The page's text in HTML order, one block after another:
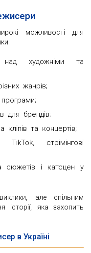
можливості для
над художніми та
жанрів;
для брендів;
та концертів;
стрімінгові
сюжетів і катсцен у
але спільним
яка захопить
в Україні